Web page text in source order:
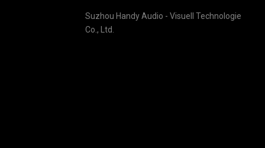
Suzhou Handy Audio - Visuell Technologie
Co., Ltd.